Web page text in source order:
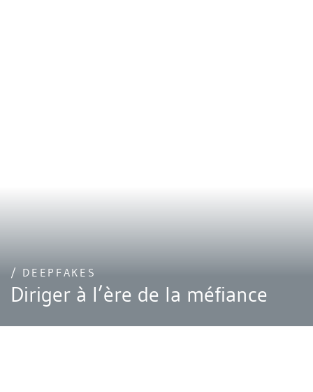
/ DEEPFAKES
Diriger à l’ère de la méfiance